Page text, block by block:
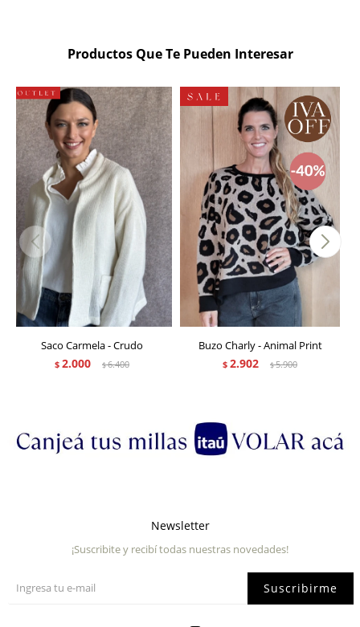
Productos Que Te Pueden Interesar
Saco Carmela - Crudo
$ 2.000 $6.400
Buzo Charly - Animal Print
$ 2.902 $5.900
Newsletter
¡Suscribite y recibí todas nuestras novedades!
Suscribirme